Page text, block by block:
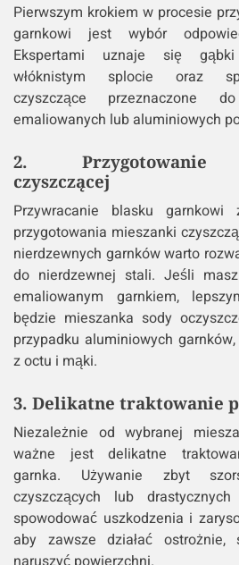
Pierwszym krokiem w procesie
garnkowi jest wybór
Ekspertami uznaje się
włóknistym splocie oraz
czyszczące przeznaczone
emaliowanych lub aluminiowych
2. Przygotowanie
czyszczącej
Przywracanie blasku
przygotowania mieszanki
nierdzewnych garnków warto
do nierdzewnej stali. Jeśli
emaliowanym garnkiem,
będzie mieszanka sody
przypadku aluminiowych
z octu i mąki.
3. Delikatne traktowanie
Niezależnie od wybranej
ważne jest delikatne
garnka. Używanie zbyt
czyszczących lub
spowodować uszkodzenia i
aby zawsze działać